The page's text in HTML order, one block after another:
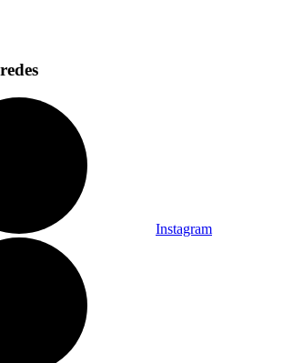
Instagram